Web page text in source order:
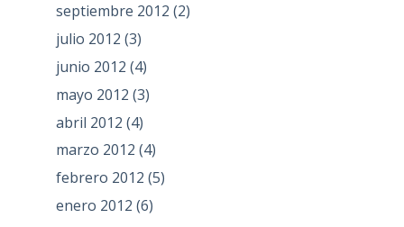
septiembre 2012 (2)
julio 2012 (3)
junio 2012 (4)
mayo 2012 (3)
abril 2012 (4)
marzo 2012 (4)
febrero 2012 (5)
enero 2012 (6)